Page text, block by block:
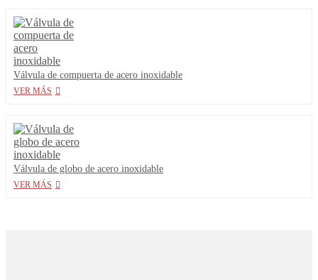
Válvula de compuerta de acero inoxidable
VER MÁS
Válvula de globo de acero inoxidable
VER MÁS